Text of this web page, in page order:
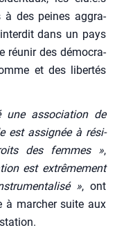
à des peines aggra­
dans un pays
réunir des démo­cra­
et des liber­tés
une asso­cia­tion de
est assi­gnée à rési­
des femmes »,
est extrê­me­ment
», ont
à mar­cher suite aux